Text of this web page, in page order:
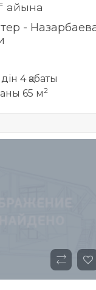
айына
-
4 қабаты
65 м2